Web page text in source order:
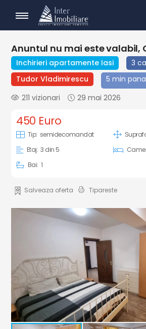
Anuntul nu mai este valabil,
Inchirieri apartamente Iasi
3
Tudor Vladimirescu
5 min
211 vizionari
29 mai 2026
450 Euro
Tip: semidecomandat
Etaj: 3 din 5
Bai: 1
Salveaza oferta Tipareste